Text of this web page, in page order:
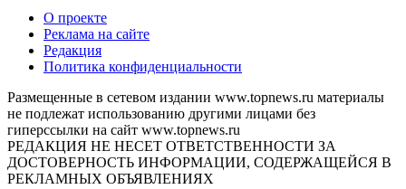
О проекте
Реклама на сайте
Редакция
Политика конфиденциальности
Размещенные в сетевом издании www.topnews.ru материалы
не подлежат использованию другими лицами без
гиперссылки на сайт www.topnews.ru
РЕДАКЦИЯ НЕ НЕСЕТ ОТВЕТСТВЕННОСТИ ЗА
ДОСТОВЕРНОСТЬ ИНФОРМАЦИИ, СОДЕРЖАЩЕЙСЯ В
РЕКЛАМНЫХ ОБЪЯВЛЕНИЯХ